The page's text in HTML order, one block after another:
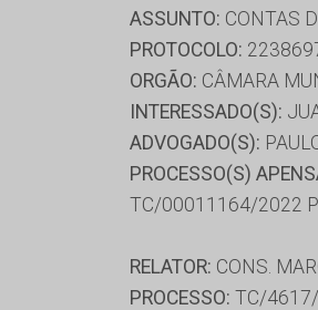
ASSUNTO: CONTAS
PROTOCOLO:
ORGÃO: CÂMARA
INTERESSADO(S):
ADVOGADO(S):
PROCESSO(S)
TC/00011164/2022
RELATOR: CONS.
PROCESSO: TC/